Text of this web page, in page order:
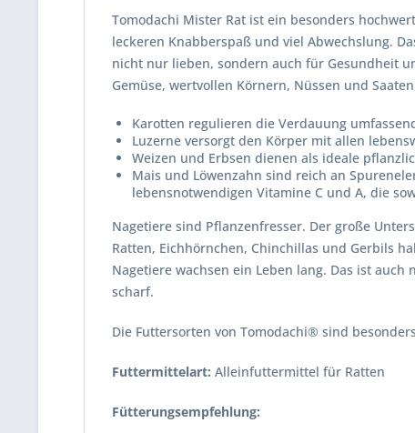
Tomodachi Mister Rat ist ein besonders
leckeren Knabberspaß und viel Abwechslung.
nicht nur lieben, sondern auch für Gesundheit
Gemüse, wertvollen Körnern, Nüssen und
Karotten regulieren die Verdauung
Luzerne versorgt den Körper mit allen
Weizen und Erbsen dienen als ideale
Mais und Löwenzahn sind reich an
lebensnotwendigen Vitamine C und A, die
Nagetiere sind Pflanzenfresser. Der große
Ratten, Eichhörnchen, Chinchillas und Gerbils
Nagetiere wachsen ein Leben lang. Das ist
scharf.
Die Futtersorten von Tomodachi® sind
Futtermittelart: Alleinfuttermittel für Ratten
Fütterungsempfehlung: